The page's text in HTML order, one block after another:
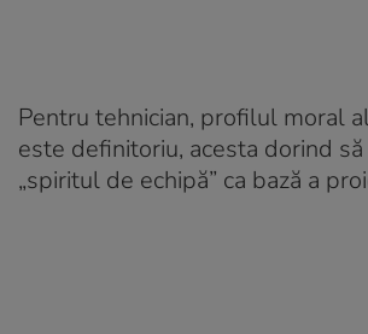
Pentru tehnician, profilul moral
este definitoriu, acesta dorind
„spiritul de echipă” ca bază a